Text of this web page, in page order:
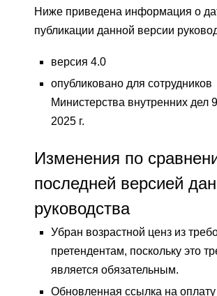
Ниже приведена информация о
публикации данной версии
версия 4.0
опубликовано для сотрудников
Министерства внутренних дел
2025 г.
Изменения по
последней версией
руководства
Убран возрастной ценз из
претендентам, поскольку это
является обязательным.
Обновленная ссылка на оплату